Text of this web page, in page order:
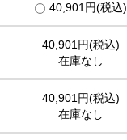
40,901円(税込)
40,901円(税込)
在庫なし
40,901円(税込)
在庫なし